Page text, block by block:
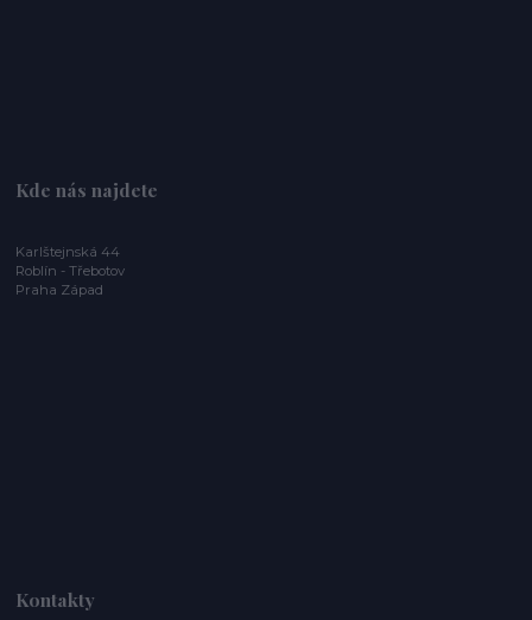
Kde nás najdete
Karlštejnská 44
Roblín - Třebotov
Praha Západ
Kontakty